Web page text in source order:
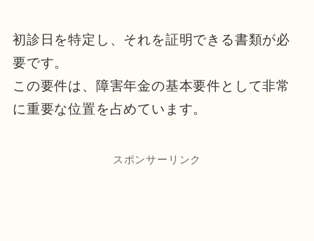
初診日を特定し、それを証明できる書類が必
要です。
この要件は、障害年金の基本要件として非常
に重要な位置を占めています。
スポンサーリンク